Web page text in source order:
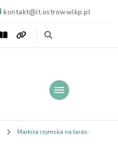
kontakt@it.ostrowwlkp.pl
Markiza rzymska na taras: